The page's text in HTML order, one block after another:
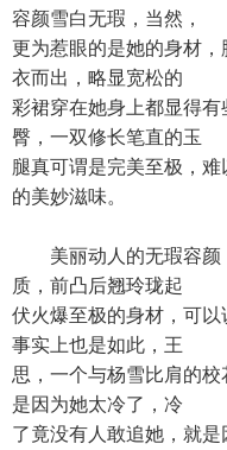
容颜雪白无瑕，当然，
更为惹眼的是她的身材
衣而出，略显宽松的
彩裙穿在她身上都显得
臀，一双修长笔直的玉
腿真可谓是完美至极，
的美妙滋味。
美丽动人的无瑕容颜
质，前凸后翘玲珑起
伏火爆至极的身材，可
事实上也是如此，王
思，一个与杨雪比肩的
是因为她太冷了，冷
了竟没有人敢追她，就